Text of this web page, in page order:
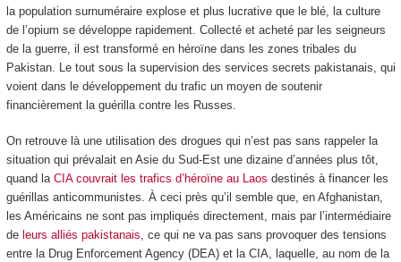
la population surnuméraire explose et plus lucrative que le blé, la culture
de l’opium se développe rapidement. Collecté et acheté par les seigneurs
de la guerre, il est transformé en héroïne dans les zones tribales du
Pakistan. Le tout sous la supervision des services secrets pakistanais, qui
voient dans le développement du trafic un moyen de soutenir
financièrement la guérilla contre les Russes.
On retrouve là une utilisation des drogues qui n’est pas sans rappeler la
situation qui prévalait en Asie du Sud-Est une dizaine d’années plus tôt,
quand la CIA couvrait les trafics d’héroïne au Laos destinés à financer les
guérillas anticommunistes. À ceci près qu’il semble que, en Afghanistan,
les Américains ne sont pas impliqués directement, mais par l’intermédiaire
de leurs alliés pakistanais, ce qui ne va pas sans provoquer des tensions
entre la Drug Enforcement Agency (DEA) et la CIA, laquelle, au nom de la